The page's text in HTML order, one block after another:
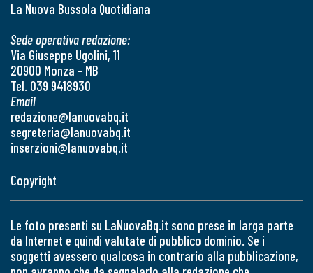
La Nuova Bussola Quotidiana
Sede operativa redazione:
Via Giuseppe Ugolini, 11
20900 Monza - MB
Tel. 039 9418930
Email
redazione@lanuovabq.it
segreteria@lanuovabq.it
inserzioni@lanuovabq.it
Copyright
Le foto presenti su LaNuovaBq.it sono prese in larga parte
da Internet e quindi valutate di pubblico dominio. Se i
soggetti avessero qualcosa in contrario alla pubblicazione,